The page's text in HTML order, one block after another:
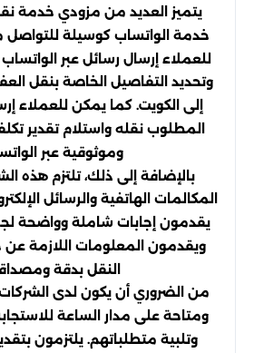
يتميز العديد من مزودي خدمة
خدمة الواتساب كوسيلة للتواصل
للعملاء إرسال رسائل عبر
وتحديد التفاصيل الخاصة بنقل
إلى الكويت. كما يمكن للعملاء
المطلوب نقله واستلام تقدير
وموثوقية عبر
بالإضافة إلى ذلك، تلتزم هذه
المكالمات الهاتفية والرسائل
يقدمون إجابات شاملة وواضحة
ويقدمون المعلومات اللازمة
النقل بدقة
من الضروري أن يكون لدى
ومتاحة على مدار الساعة
وتلبية متطلباتهم. يلتزمون